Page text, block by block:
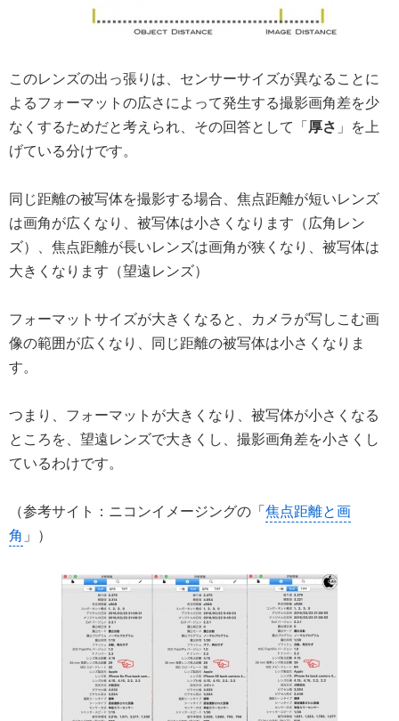
このレンズの出っ張りは、センサーサイズが異なることに
よるフォーマットの広さによって発生する撮影画角差を少
なくするためだと考えられ、その回答として「厚さ 」を上
げている分けです。
同じ距離の被写体を撮影する場合、焦点距離が短いレンズ
は画角が広くなり、被写体は小さくなります（広角レン
ズ）、焦点距離が長いレンズは画角が狭くなり、被写体は
大きくなります（望遠レンズ）
フォーマットサイズが大きくなると、カメラが写しこむ画
像の範囲が広くなり、同じ距離の被写体は小さくなりま
す。
つまり、フォーマットが大きくなり、被写体が小さくなる
ところを、望遠レンズで大きくし、撮影画角差を小さくし
ているわけです。
（参考サイト：ニコンイメージングの「焦点距離と画
角 」）